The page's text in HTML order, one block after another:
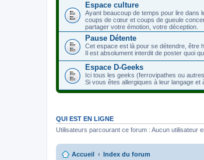
Espace culture
Ayant beaucoup de temps pour lire dans
coups de cœur et coups de gueule
partager votre émotion, votre déception.
Pause Détente
Cet espace est là pour se détendre, être
Il est absolument interdit de poster quoi
Espace D-Geeks
Ici tous les geeks (ferrovipathes ou
Si vous êtes allergiques à leur langage et
QUI EST EN LIGNE
Utilisateurs parcourant ce forum : Aucun utilisateur
Accueil Index du forum